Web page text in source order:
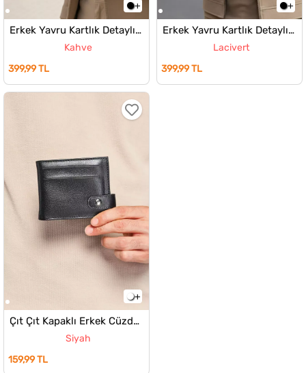
Erkek Yavru Kartlık Detaylı Cüzdan
Kahve
399,99 TL
Erkek Yavru Kartlık Detaylı Cüzdan
Lacivert
399,99 TL
Çıt Çıt Kapaklı Erkek Cüzdan
Siyah
159,99 TL